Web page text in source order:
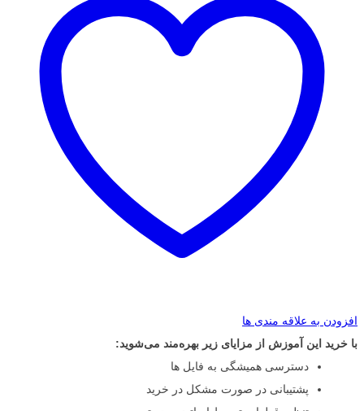
افزودن به علاقه مندی ها
با خرید این آموزش از مزایای زیر بهره‌مند می‌شوید:
دسترسی همیشگی به فایل ها
پشتیبانی در صورت مشکل در خرید